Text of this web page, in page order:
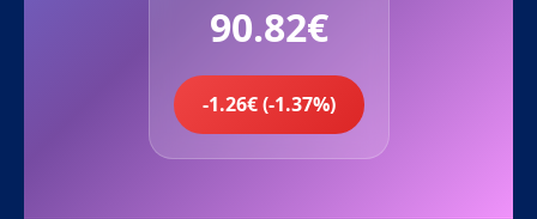
90.82€
-1.26€ (-1.37%)